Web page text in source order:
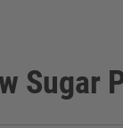
Sugar